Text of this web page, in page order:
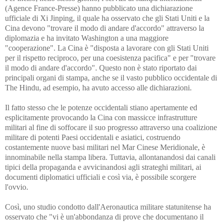
(Agence France-Presse) hanno pubblicato una dichiarazione
ufficiale di Xi Jinping, il quale ha osservato che gli Stati Uniti e la
Cina devono "trovare il modo di andare d'accordo" attraverso la
diplomazia e ha invitato Washington a una maggiore
"cooperazione". La Cina è "disposta a lavorare con gli Stati Uniti
per il rispetto reciproco, per una coesistenza pacifica" e per "trovare
il modo di andare d'accordo". Questo non è stato riportato dai
principali organi di stampa, anche se il vasto pubblico occidentale di
The Hindu, ad esempio, ha avuto accesso alle dichiarazioni.
Il fatto stesso che le potenze occidentali stiano apertamente ed
esplicitamente provocando la Cina con massicce infrastrutture
militari al fine di soffocare il suo progresso attraverso una coalizione
militare di potenti Paesi occidentali e asiatici, costruendo
costantemente nuove basi militari nel Mar Cinese Meridionale, è
innominabile nella stampa libera. Tuttavia, allontanandosi dai canali
tipici della propaganda e avvicinandosi agli strateghi militari, ai
documenti diplomatici ufficiali e così via, è possibile scorgere
l'ovvio.
Così, uno studio condotto dall'Aeronautica militare statunitense ha
osservato che "vi è un'abbondanza di prove che documentano il